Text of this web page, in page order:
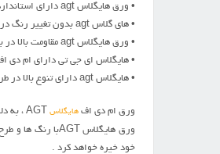
• ورق هایگلاس agt دارای استاندارد اروپا (E۱(FA ۱۲۰ می باشد.
• های گلاس agt بدون تغییر رنگ در برابر نور افتاب می باشد.
• ورق هایگلاس agt مقاومت بالا در برابر خراشیدگی دارد.
• هایگلاس ای جی تی دارای ام دی
• هایگلاس agt دارای تنوع بالا در طرح و رنگ می باشد.
ورق ام دی افهایگلاس
خود خیره خواهد کرد .